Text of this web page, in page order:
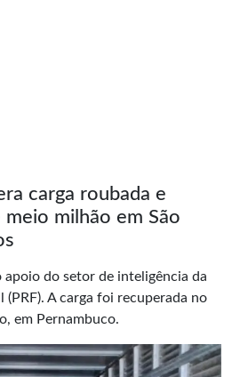
carga roubada e
meio milhão em São
do setor de inteligência da
(PRF). A carga foi recuperada no
em Pernambuco.